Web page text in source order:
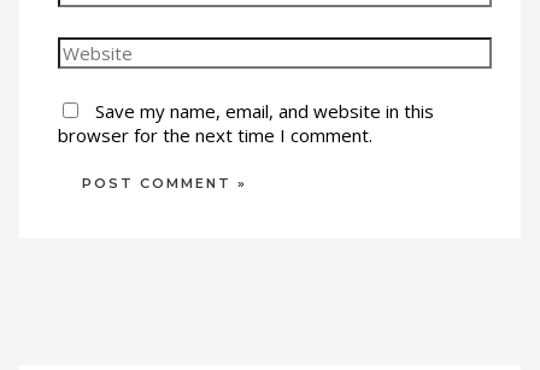
Website
Save my name, email, and website in this
browser for the next time I comment.